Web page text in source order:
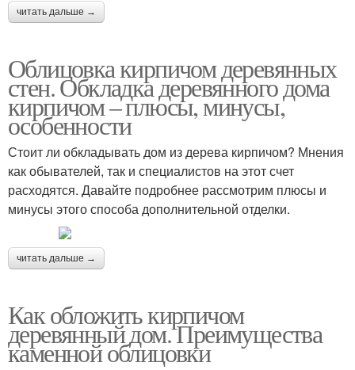
читать дальше →
Облицовка кирпичом деревянных
стен. Обкладка деревянного дома
кирпичом – плюсы, минусы,
особенности
Стоит ли обкладывать дом из дерева кирпичом? Мнения
как обывателей, так и специалистов на этот счет
расходятся. Давайте подробнее рассмотрим плюсы и
минусы этого способа дополнительной отделки.
читать дальше →
Как обложить кирпичом
деревянный дом. Преимущества
каменной облицовки